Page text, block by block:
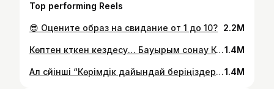
Top performing Reels
😎 Оцените образ на свидание от 1 до 10? 2.2M
Көптен күткен кездесу… Бауырым сонау Корей 🇰🇷 елінен екі бөпесімен қонаққа келді😍 Соңғы рет Алматыда 2021 жылы болды,сол аралықта екінші ұлын босанып үлгерді🥺Чинудың ж/е Юмидың өскенінде қасында бола алмадық😢Абекеңді де көре алмады… Содан әпкем отбасына бір келіп кетейін деп шешті😍 Қош келдің бауырым!1.4M
Ал сүйінші “Көрімдік дайындай беріңіздер!”деп па🤣 Жаңа көлігім құтты болсын маған🤲🏻 Ойда жоқта бірінші Алланың қалауымен,екинши әке-шешімнің арқасында тұлпарлы болдым🥹 Бұл менің 4-ші көлігім🚙Ең бірінші 2001 жылғы BMW-дан бастап едім эхххххх😅Бүкіл ауыртпашылық соған түскен еді🫠 Одан 2007 жылғы Honda CRV-ны бір сырмай,бірде бір штраф алмай айдап едім🥹 Үшінші көлігім 2010 жылғы KIA sportage,2 күнен кейін ақ сырып алып едім😅габаритына үйрене алмай🙄Ендігі көлік таза Корей елінен келген 2019 жылғы Hyundai Sonata🇰🇷 Алдағы уақытта оданда жаңа көлік бұйырсын🤲🏻бірақ жаймендеп келе жатырмыз соғанда☺️ Сіздерге де жұғысты болсын 🤍 Ал қалай көлігім?😅жараса ма маған1.4M